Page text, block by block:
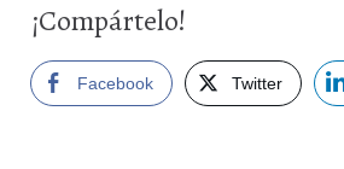
¡Compártelo!
Facebook Twitter